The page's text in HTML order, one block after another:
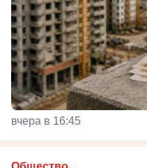
вчера в 16:45